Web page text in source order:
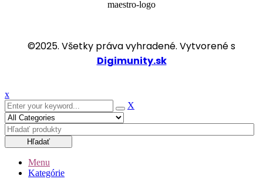
©2025. Všetky práva vyhradené. Vytvorené s
Digimunity.sk
x
X
Hľadať
Menu
Kategórie